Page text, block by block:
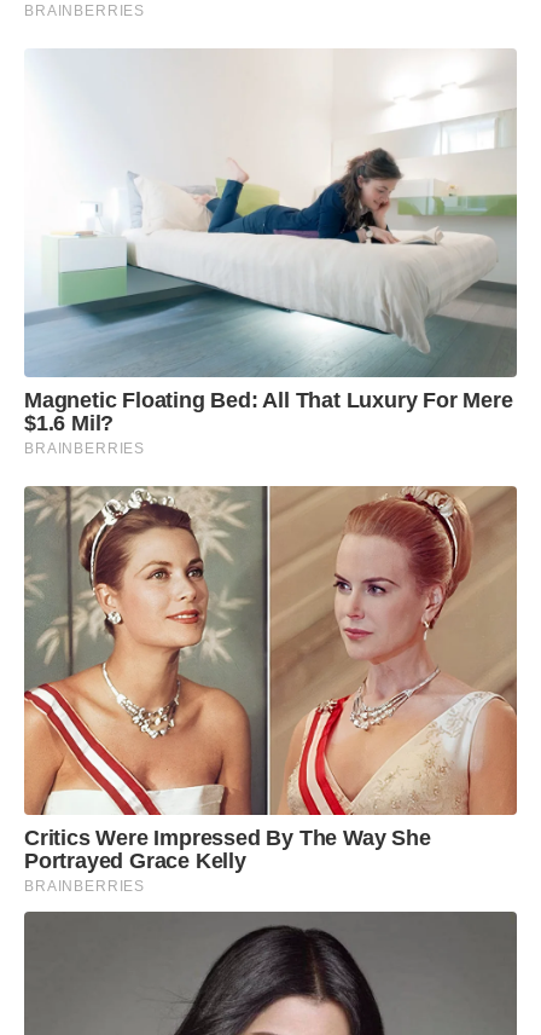
BRAINBERRIES
Magnetic Floating Bed: All That Luxury For Mere
$1.6 Mil?
BRAINBERRIES
Critics Were Impressed By The Way She
Portrayed Grace Kelly
BRAINBERRIES